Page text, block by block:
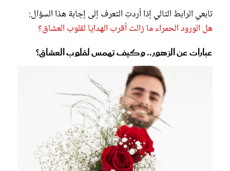
تابعي الرابط التالي إذا أردتِ التعرف إلى إجابة هذا السؤال:
هل الورود الحمراء ما زالت أقرب الهدايا لقلوب العشاق؟
عبارات عن الزهور.. وكيف تهمس لقلوب العشاق؟